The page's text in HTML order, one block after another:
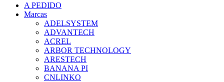
A PEDIDO
Marcas
ADELSYSTEM
ADVANTECH
ACREL
ARBOR TECHNOLOGY
ARESTECH
BANANA PI
CNLINKO